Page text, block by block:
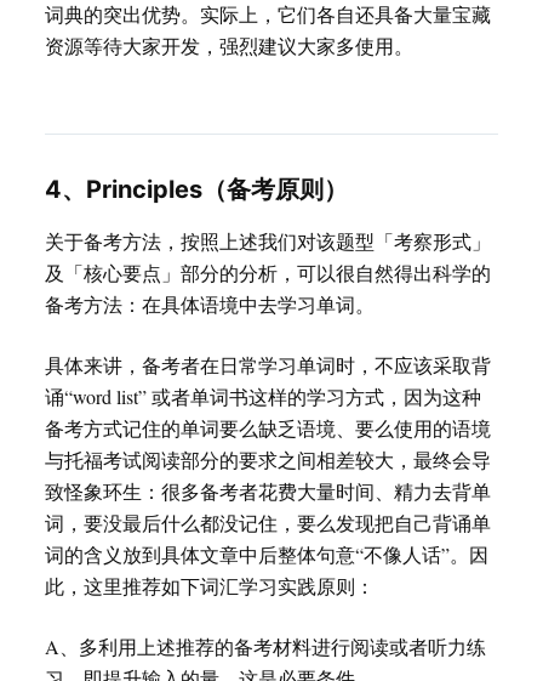
词典的突出优势。实际上，它们各自还具备大量宝藏
资源等待大家开发，强烈建议大家多使用。
4、Principles（备考原则）
关于备考方法，按照上述我们对该题型「考察形式」
及「核心要点」部分的分析，可以很自然得出科学的
备考方法：在具体语境中去学习单词。
具体来讲，备考者在日常学习单词时，不应该采取背
诵“word list” 或者单词书这样的学习方式，因为这种
备考方式记住的单词要么缺乏语境、要么使用的语境
与托福考试阅读部分的要求之间相差较大，最终会导
致怪象环生：很多备考者花费大量时间、精力去背单
词，要没最后什么都没记住，要么发现把自己背诵单
词的含义放到具体文章中后整体句意“不像人话”。因
此，这里推荐如下词汇学习实践原则：
A、多利用上述推荐的备考材料进行阅读或者听力练